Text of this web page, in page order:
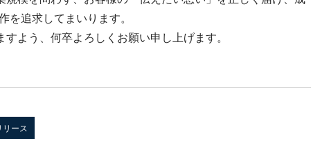
追求してまいります。
よう、何卒よろしくお願い申し上げます。
リース